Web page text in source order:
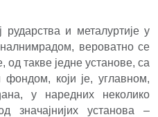
и металуртије у
радом, вероватно се
од такве једне установе, са
који је, углавном,
у наредних неколико
значајнијих установа –